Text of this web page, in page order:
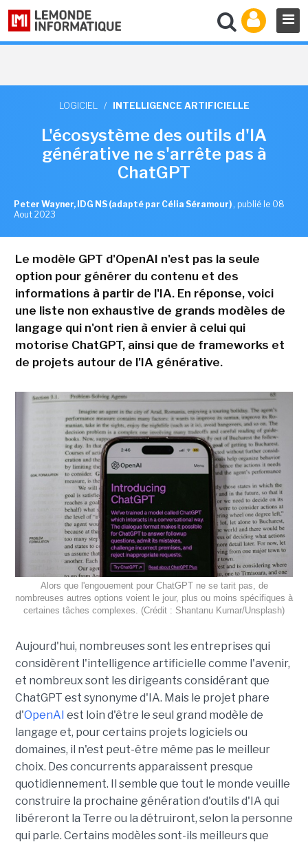
LOGICIEL / INTELLIGENCE ARTIFICIELLE
L'écosystème des outils d'IA
générative ne s'arrête pas à
ChatGPT
Peter Wayner, IDG NS (adapté par Célia Séramour) , publié le 08
Aout 2023
Le modèle GPT d'OpenAI n'est pas la seule
option pour générer du contenu et des
informations à partir de l'IA. En réponse, voici
une liste non exhaustive de grands modèles de
langage qui n'ont rien à envier à celui qui
motorise ChatGPT, ainsi que de frameworks et
de projets autour de l'IA générative.
Alors que l'engouement pour ChatGPT ne se tarit pas, de
nombreuses autres options voient le jour, plus ou moins spécifiques à
certaines tâches complexes. (Crédit : Shantanu Kumar/Unsplash)
Aujourd'hui, nombreuses sont les entreprises qui
considèrent l'intelligence artificielle comme l'avenir,
et nombreux sont les dirigeants considérant que
ChatGPT est synonyme d'IA. Mais le projet phare
d'OpenAI est loin d'être le seul grand modèle de
langage et, pour certains projets logiciels ou
domaines, il n'est peut-être même pas le meilleur
choix. Des concurrents apparaissent presque
quotidiennement. Il semble que tout le monde veuille
construire la prochaine génération d'outils d'IA qui
libéreront la Terre ou la détruiront, selon la personne
qui parle. Certains modèles sont-ils meilleurs que